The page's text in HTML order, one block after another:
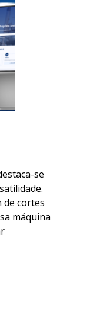
se
de cortes
máquina
essencial
mh